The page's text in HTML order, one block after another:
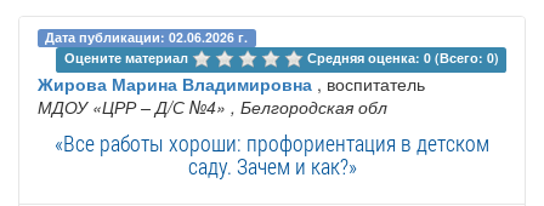
Дата публикации: 02.06.2026 г.
Оцените материал
Средняя оценка: 0 (Всего: 0)
Жирова Марина Владимировна , воспитатель
МДОУ «ЦРР – Д/С №4» , Белгородская обл
«Все работы хороши: профориентация в детском
саду. Зачем и как?»